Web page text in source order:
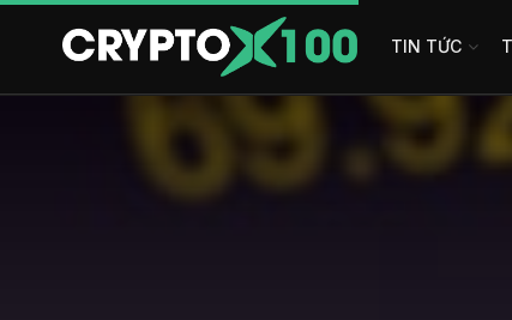
TIN TỨC